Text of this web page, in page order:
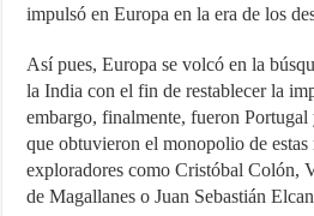
impulsó en Europa en la era de los
Así pues, Europa se volcó en la
la India con el fin de restablecer la
embargo, finalmente, fueron Portugal
que obtuvieron el monopolio de estas
exploradores como Cristóbal Colón,
de Magallanes o Juan Sebastián